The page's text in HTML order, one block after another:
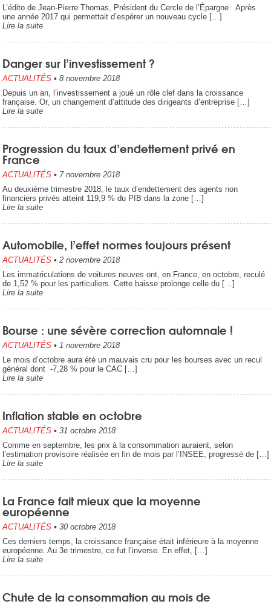
L’édito de Jean-Pierre Thomas, Président du Cercle de l’Épargne Après
une année 2017 qui permettait d’espérer un nouveau cycle […]
Lire la suite
Danger sur l’investissement ?
ACTUALITÉS • 8 novembre 2018
Depuis un an, l’investissement a joué un rôle clef dans la croissance
française. Or, un changement d’attitude des dirigeants d’entreprise […]
Lire la suite
Progression du taux d’endettement privé en
France
ACTUALITÉS • 7 novembre 2018
Au deuxième trimestre 2018, le taux d’endettement des agents non
financiers privés atteint 119,9 % du PIB dans la zone […]
Lire la suite
Automobile, l’effet normes toujours présent
ACTUALITÉS • 2 novembre 2018
Les immatriculations de voitures neuves ont, en France, en octobre, reculé
de 1,52 % pour les particuliers. Cette baisse prolonge celle du […]
Lire la suite
Bourse : une sévère correction automnale !
ACTUALITÉS • 1 novembre 2018
Le mois d’octobre aura été un mauvais cru pour les bourses avec un recul
général dont -7,28 % pour le CAC […]
Lire la suite
Inflation stable en octobre
ACTUALITÉS • 31 octobre 2018
Comme en septembre, les prix à la consommation auraient, selon
l’estimation provisoire réalisée en fin de mois par l’INSEE, progressé de […]
Lire la suite
La France fait mieux que la moyenne
européenne
ACTUALITÉS • 30 octobre 2018
Ces derniers temps, la croissance française était inférieure à la moyenne
européenne. Au 3e trimestre, ce fut l’inverse. En effet, […]
Lire la suite
Chute de la consommation au mois de